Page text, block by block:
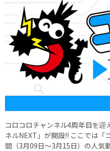
コロコロチャンネル4周年目を迎
ネルNEXT」が開設!! ここでは「
間（3月09日～3月15日）の人気